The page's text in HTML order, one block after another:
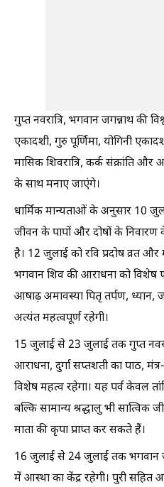
गुप्त नवरात्रि, भगवान जगन्नाथ की
एकादशी, गुरु पूर्णिमा, योगिनी
मासिक शिवरात्रि, कर्क संक्रांति और
के साथ मनाए जाएंगे।
धार्मिक मान्यताओं के अनुसार 10
जीवन के पापों और दोषों के
है। 12 जुलाई को रवि प्रदोष व्रत और
भगवान शिव की आराधना को विशेष
आषाढ़ अमावस्या पितृ तर्पण,
अत्यंत महत्वपूर्ण रहेगी।
15 जुलाई से 23 जुलाई तक गुप्त
आराधना, दुर्गा सप्तशती का पाठ,
विशेष महत्व रहेगा। यह पर्व केवल
बल्कि सामान्य श्रद्धालु भी
माता की कृपा प्राप्त कर सकते हैं।
16 जुलाई से 24 जुलाई तक भगवान
में आस्था का केंद्र रहेगी। पुरी सहित